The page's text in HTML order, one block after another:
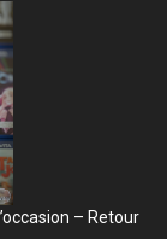
– Retour